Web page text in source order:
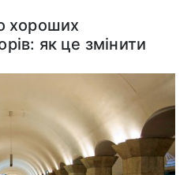
хороших
як це змінити